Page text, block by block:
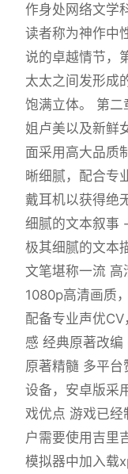
作身处网络文学
读者称为神作中
说的卓越情节，
太太之间发形成
饱满立体。 第二
姐卢美以及新鲜
面采用高大品质
晰细腻，配合专
戴耳机以获得绝
细腻的文本叙事
极其细腻的文本
文笔堪称一流
1080p高清画质
配备专业声优
感 经典原著改
原著精髓 多平
设备，安卓版采
戏优点 游戏已经
户需要使用吉里
模拟器中加入载